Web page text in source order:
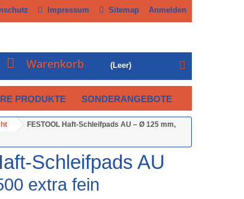
Anmelden
Sitemap
Impressum
Warenkorb (Leer)
PRODUKTE SONDERANGEBOTE
FESTOOL Haft-Schleifpads AU – Ø 125 mm,
Schleifpads AU
extra fein